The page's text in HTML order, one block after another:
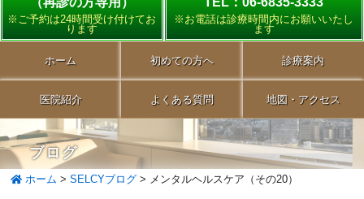
※ご予約は24時間受け付けてお
ります
※お電話は診療時間内にお願いいたし
ます
ホーム 初めての方へ 診療案内
医院紹介 よくある質問 地図・アクセス
ブログ
ホーム >SELCYブログ > メンタルヘルスケア（その20）